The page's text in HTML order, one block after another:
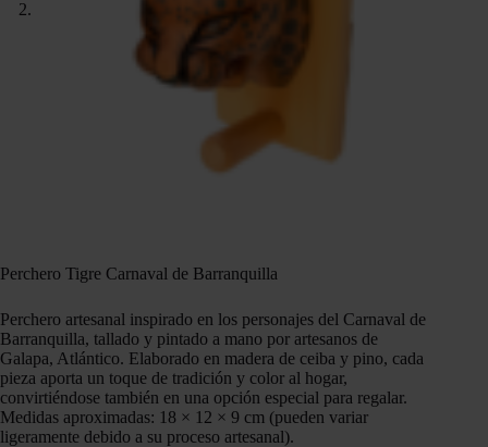
Perchero Tigre Carnaval de Barranquilla
Perchero artesanal inspirado en los personajes del Carnaval de
Barranquilla, tallado y pintado a mano por artesanos de
Galapa, Atlántico. Elaborado en madera de ceiba y pino, cada
pieza aporta un toque de tradición y color al hogar,
convirtiéndose también en una opción especial para regalar.
Medidas aproximadas: 18 × 12 × 9 cm (pueden variar
ligeramente debido a su proceso artesanal).